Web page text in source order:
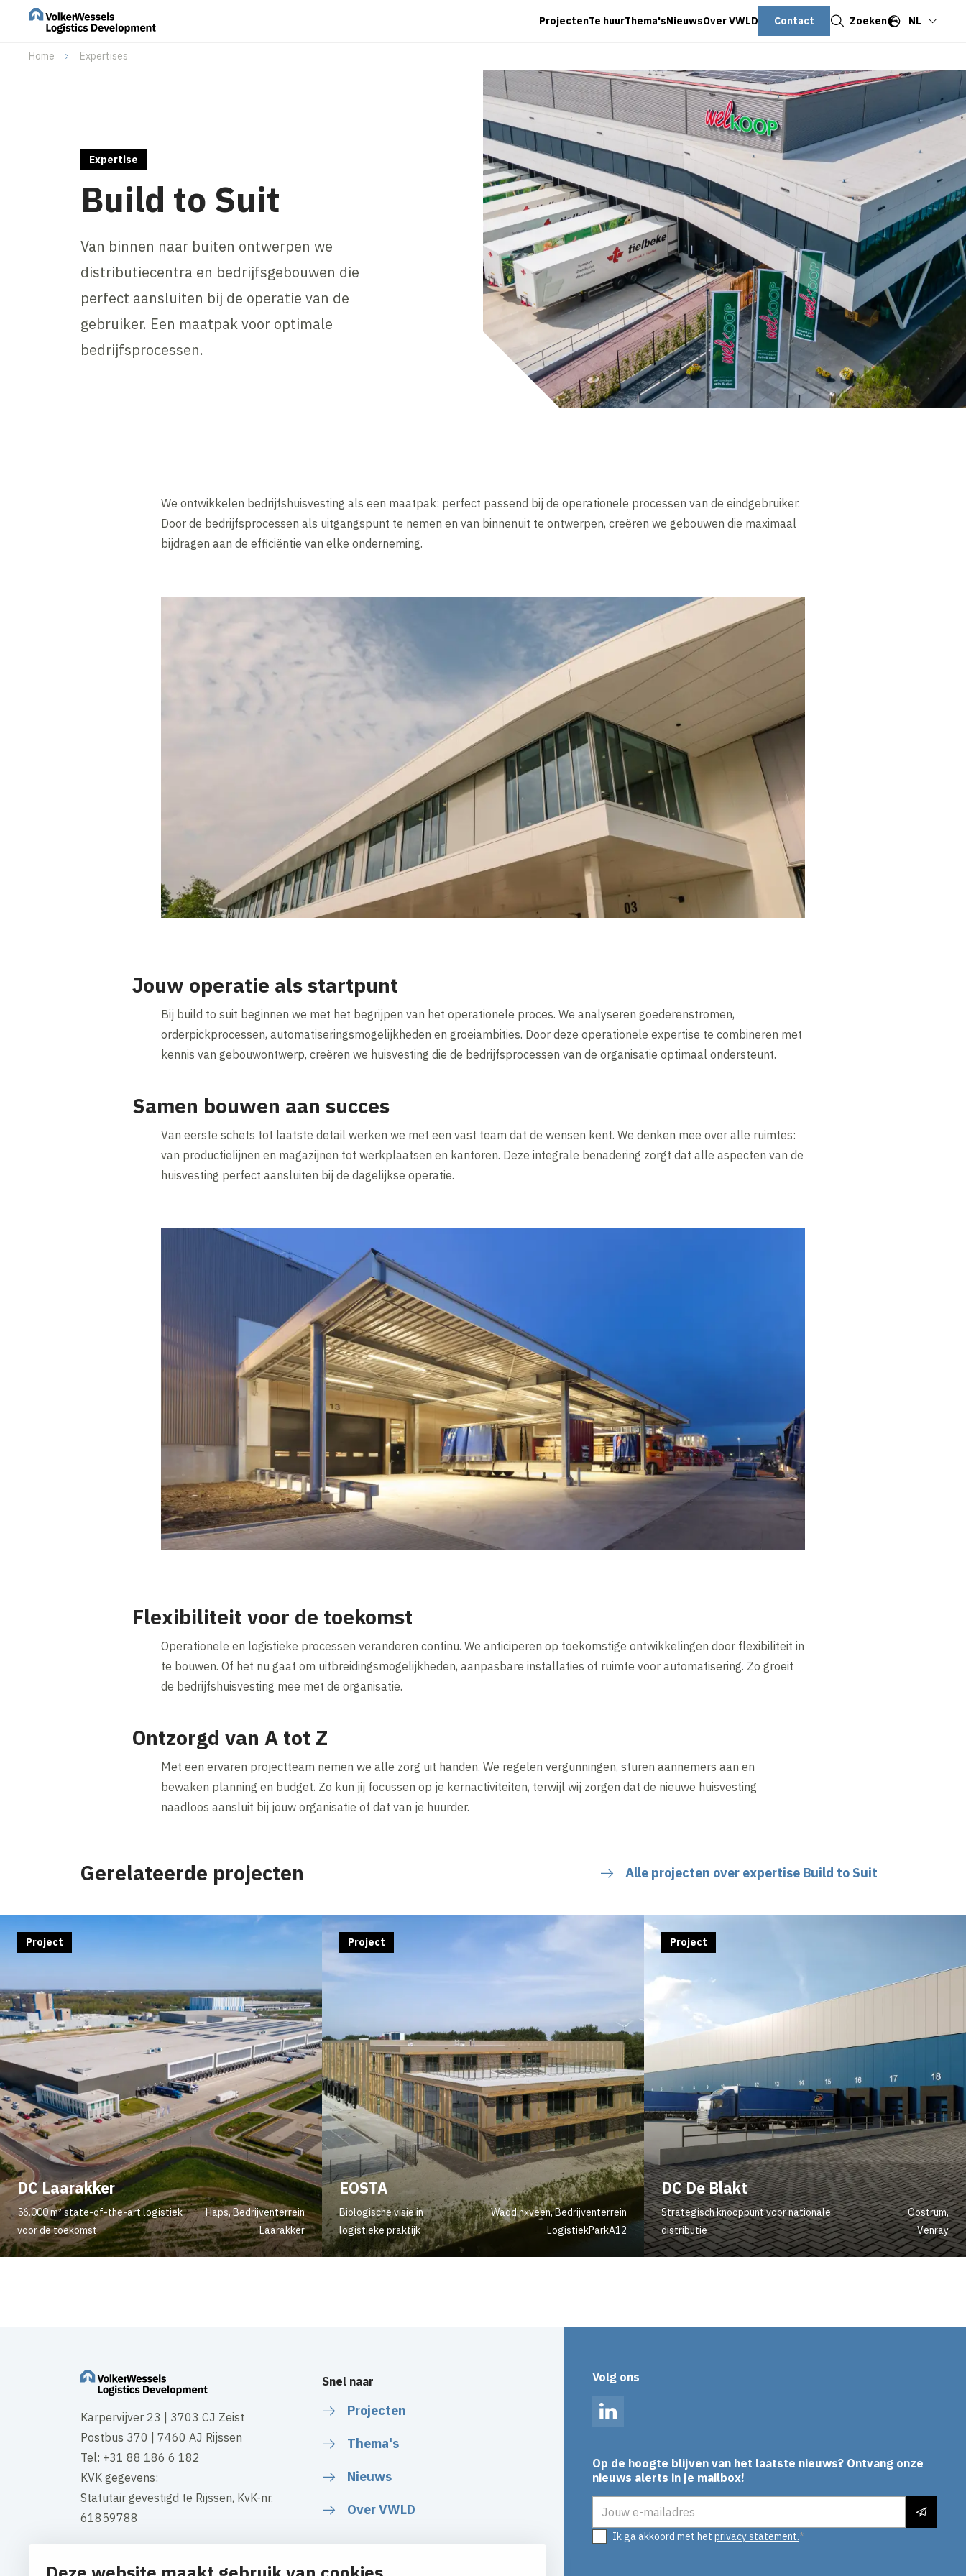
ProjectenTe huurThema'sNieuwsOver VWLD Contact NL
Zoeken
Home Expertises
Expertise
Build to Suit
Van binnen naar buiten ontwerpen we
distributiecentra en bedrijfsgebouwen die
perfect aansluiten bij de operatie van de
gebruiker. Een maatpak voor optimale
bedrijfsprocessen.
We ontwikkelen bedrijfshuisvesting als een maatpak: perfect passend bij de operationele processen van de eindgebruiker.
Door de bedrijfsprocessen als uitgangspunt te nemen en van binnenuit te ontwerpen, creëren we gebouwen die maximaal
bijdragen aan de efficiëntie van elke onderneming.
Jouw operatie als startpunt
Bij build to suit beginnen we met het begrijpen van het operationele proces. We analyseren goederenstromen,
orderpickprocessen, automatiseringsmogelijkheden en groeiambities. Door deze operationele expertise te combineren met
kennis van gebouwontwerp, creëren we huisvesting die de bedrijfsprocessen van de organisatie optimaal ondersteunt.
Samen bouwen aan succes
Van eerste schets tot laatste detail werken we met een vast team dat de wensen kent. We denken mee over alle ruimtes:
van productielijnen en magazijnen tot werkplaatsen en kantoren. Deze integrale benadering zorgt dat alle aspecten van de
huisvesting perfect aansluiten bij de dagelijkse operatie.
Flexibiliteit voor de toekomst
Operationele en logistieke processen veranderen continu. We anticiperen op toekomstige ontwikkelingen door flexibiliteit in
te bouwen. Of het nu gaat om uitbreidingsmogelijkheden, aanpasbare installaties of ruimte voor automatisering. Zo groeit
de bedrijfshuisvesting mee met de organisatie.
Ontzorgd van A tot Z
Met een ervaren projectteam nemen we alle zorg uit handen. We regelen vergunningen, sturen aannemers aan en
bewaken planning en budget. Zo kun jij focussen op je kernactiviteiten, terwijl wij zorgen dat de nieuwe huisvesting
naadloos aansluit bij jouw organisatie of dat van je huurder.
Gerelateerde projecten Alle projecten over expertise Build to Suit
DC Laarakker
Project
56.000 m² state-of-the-art logistiek
voor de toekomst
Haps, Bedrijventerrein
Laarakker
EOSTA
Project
Biologische visie in
logistieke praktijk
Waddinxveen, Bedrijventerrein
LogistiekParkA12
DC De Blakt
Project
Strategisch knooppunt voor nationale
distributie
Oostrum,
Venray
Karpervijver 23 | 3703 CJ Zeist
Postbus 370 | 7460 AJ Rijssen
Tel: +31 88 186 6 182
KVK gegevens:
Statutair gevestigd te Rijssen, KvK-nr.
61859788
Maandag t/m vrijdag 7:30 – 18:00
Snel naar
Projecten
Thema's
Nieuws
Over VWLD
Volg ons
LinkedIn
Op de hoogte blijven van het laatste nieuws? Ontvang onze
nieuws alerts in je mailbox!
Ik ga akkoord met het privacy statement.
Sluiten